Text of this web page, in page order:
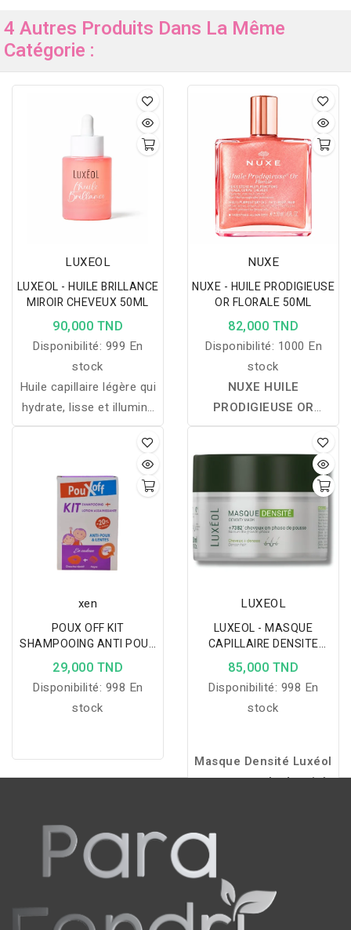
4 Autres Produits Dans La Même
Catégorie :
LUXEOL
LUXEOL - HUILE BRILLANCE
MIROIR CHEVEUX 50ML
90,000 TND
Disponibilité: 999 En
stock
Huile capillaire légère qui
hydrate, lisse et illumine
les cheveux tout en
maîtrisant les frisottis
pour une brillance miroir
sans effet gras.
NUXE
NUXE - HUILE PRODIGIEUSE
OR FLORALE 50ML
82,000 TND
Disponibilité: 1000 En
stock
NUXE HUILE
PRODIGIEUSE OR
FLORALE 50 ML :une
huile sèche multi-usages
aux nacres dorées qui
nourrit, hydrate et
illumine le visage, le
corps et les cheveux,
tout en laissant un fini
satiné et un délicat
xen
POUX OFF KIT
SHAMPOOING ANTI POUX
+ LOTION ASSAINISSANTE
29,000 TND
Disponibilité: 998 En
stock
LUXEOL
LUXEOL - MASQUE
CAPILLAIRE DENSITE
200ML
85,000 TND
Disponibilité: 998 En
stock
Masque Densité Luxéol
: augmente la densité
intensément et favorise
une repousse plus
saine pour des cheveux
plus forts, volumineux
et brillants.